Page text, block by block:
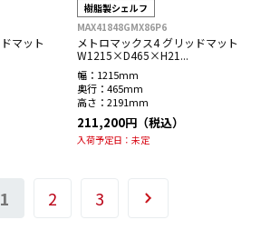
マット
樹脂製シェルフ
MAX41848GMX86P6
メトロマックス4 グリッドマット
W1215×D465×H21...
幅： 1215mm
奥行： 465mm
高さ： 2191mm
211,200円（税込）
入荷予定日： 未定
1 2 3